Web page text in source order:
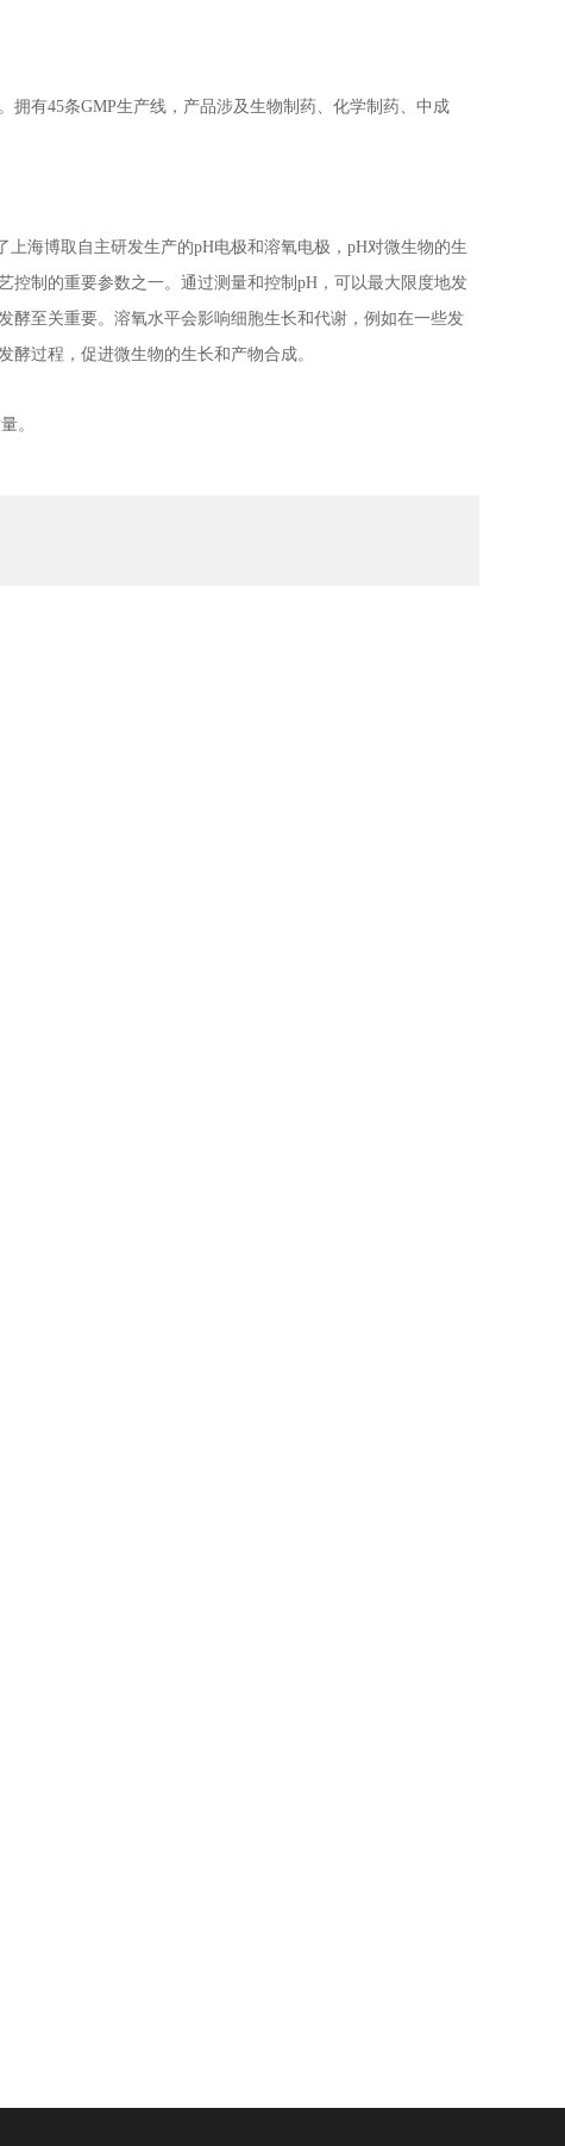
拥有45条GMP生产线，产品涉及生物制药、化学制药、中成
海博取自主研发生产的pH电极和溶氧电极，pH对微生物的生
制的重要参数之一。通过测量和控制pH，可以最大限度地发
酵至关重要。溶氧水平会影响细胞生长和代谢，例如在一些发
过程，促进微生物的生长和产物合成。
。